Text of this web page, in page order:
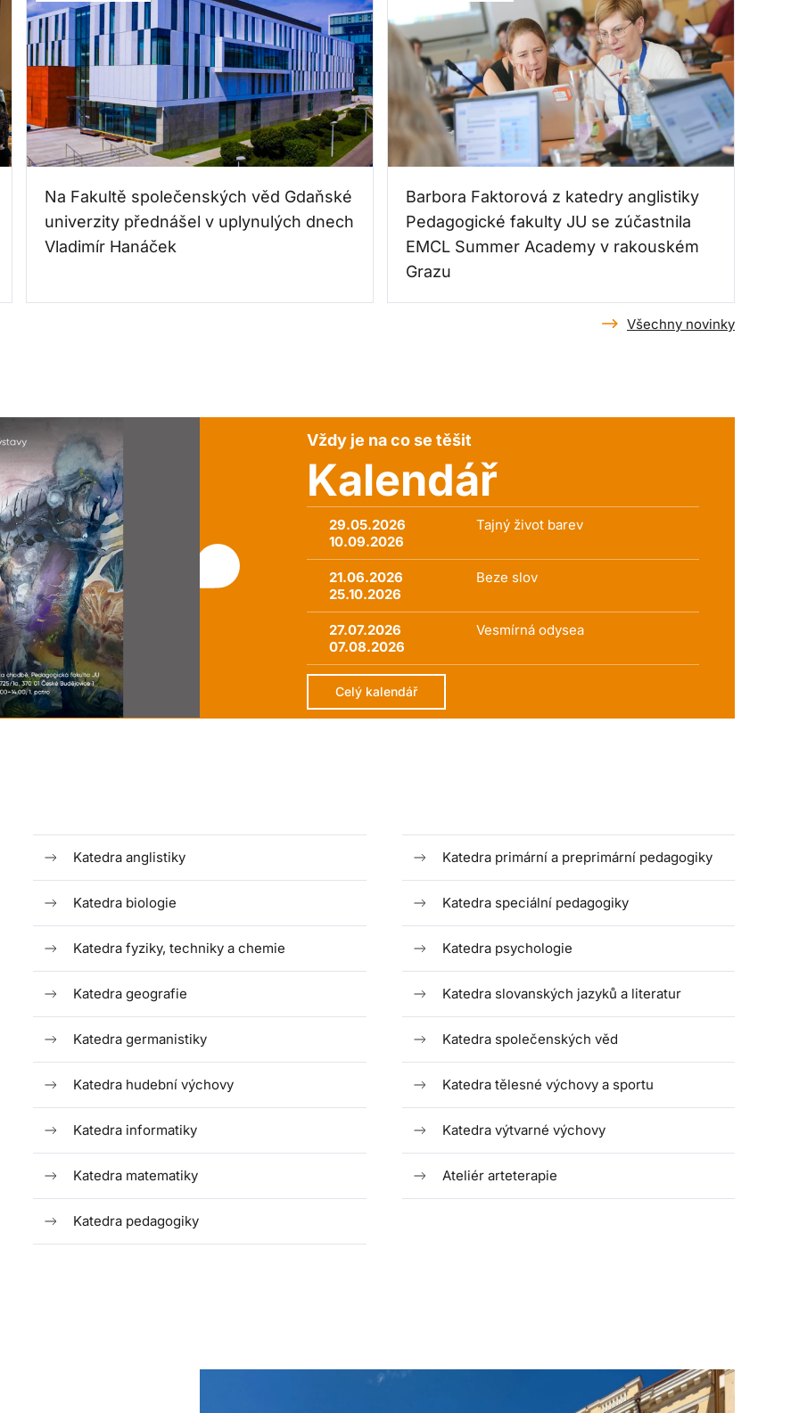
Na Fakultě společenských věd Gdaňské
univerzity přednášel v uplynulých dnech
Vladimír Hanáček
Barbora Faktorová z katedry anglistiky
Pedagogické fakulty JU se zúčastnila
EMCL Summer Academy v rakouském
Grazu
Všechny novinky
Vždy je na co se těšit
Kalendář
29.05.2026
10.09.2026
Tajný život barev
21.06.2026
25.10.2026
Beze slov
27.07.2026
07.08.2026
Vesmírná odysea
Celý kalendář
Katedra anglistiky
Katedra biologie
Katedra fyziky, techniky a chemie
Katedra geografie
Katedra germanistiky
Katedra hudební výchovy
Katedra informatiky
Katedra matematiky
Katedra pedagogiky
Katedra primární a preprimární pedagogiky
Katedra speciální pedagogiky
Katedra psychologie
Katedra slovanských jazyků a literatur
Katedra společenských věd
Katedra tělesné výchovy a sportu
Katedra výtvarné výchovy
Ateliér arteterapie